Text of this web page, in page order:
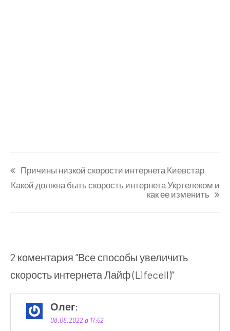
Причины низкой скорости интернета Киевстар
Какой должна быть скорость интернета Укртелеком и
как ее изменить
2 коментария “Все способы увеличить
скорость интернета Лайф (Lifecell)”
Олег:
08.08.2022 в 17:52